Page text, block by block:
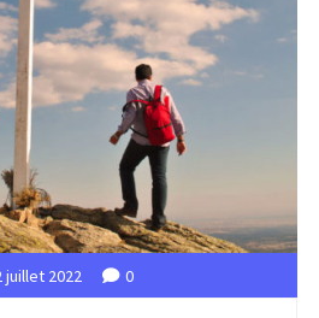
juillet 2022 0